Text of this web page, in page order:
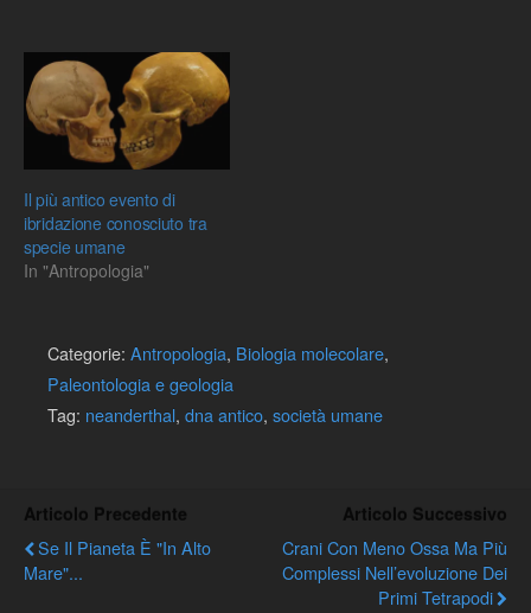
Il più antico evento di
ibridazione conosciuto tra
specie umane
In "Antropologia"
Categorie: Antropologia, Biologia molecolare,
Paleontologia e geologia
Tag: neanderthal, dna antico, società umane
Articolo Precedente
Se Il Pianeta È "In Alto
Mare"...
Articolo Successivo
Crani Con Meno Ossa Ma Più
Complessi Nell’evoluzione Dei
Primi Tetrapodi